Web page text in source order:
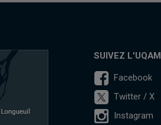
SUIVEZ L'UQAM
Facebook
Twitter / X
Instagram